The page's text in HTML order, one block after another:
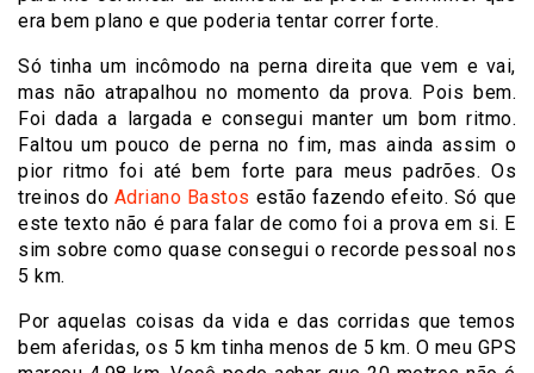
era bem plano e que poderia tentar correr forte.
Só tinha um incômodo na perna direita que vem e vai,
mas não atrapalhou no momento da prova. Pois bem.
Foi dada a largada e consegui manter um bom ritmo.
Faltou um pouco de perna no fim, mas ainda assim o
pior ritmo foi até bem forte para meus padrões. Os
treinos do Adriano Bastos estão fazendo efeito. Só que
este texto não é para falar de como foi a prova em si. E
sim sobre como quase consegui o recorde pessoal nos
5 km.
Por aquelas coisas da vida e das corridas que temos
bem aferidas, os 5 km tinha menos de 5 km. O meu GPS